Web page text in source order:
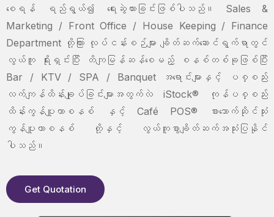
စေရန် ရည်ရွယ်၍ ရေးဆွဲထားခြင်းဖြစ်ပါသည်။ Sales &
Marketing / Front Office / House Keeping / Finance
Department တို့ကြား လုပ်ငန်းစဉ်များ ချိတ်ဆက်ဆောင်ရွက်ရာတွင်
လွယ်ကူ ရိုးရှင်းပြီး တိကျမြန်ဆန်စေမည့် စနစ်တစ်ခုဖြစ်ပြီး
Bar / KTV / SPA / Banquet အရောင်းများနှင့် ပစ္စည်း
လက်ကျန်ထိန်းချုပ်ခြင်းများအတွက်လဲ iStock® ကုန်ပစ္စည်း
ထိန်းကွန်ပျူတာစနစ် နှင့် Café POS® စားသောက်ဆိုင်သုံး
ကွန်ပျူတာစနစ် တို့နှင့် လွယ်ကူစွာချိတ်ဆက်အသုံးပြနိုင်
ပါသည်။
Get Quotation